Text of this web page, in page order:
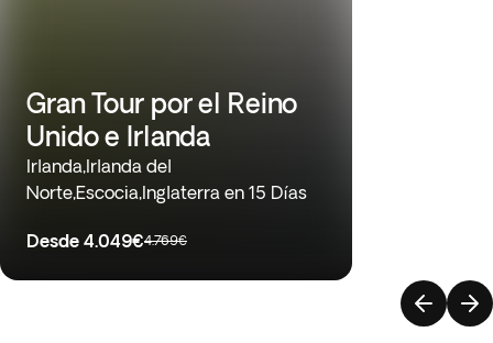
Gran Tour por el Reino
Unido e Irlanda
Irlanda,Irlanda del
Norte,Escocia,Inglaterra en 15 Días
Desde 4.049€4.769€